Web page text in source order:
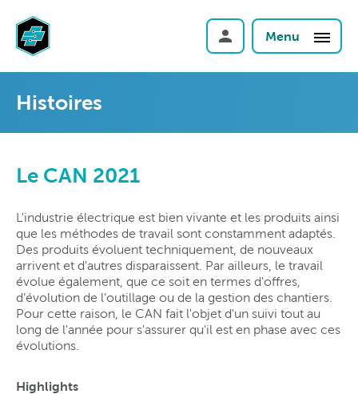
Menu
Histoires
Le CAN 2021
L'industrie électrique est bien vivante et les produits ainsi
que les méthodes de travail sont constamment adaptés.
Des produits évoluent techniquement, de nouveaux
arrivent et d'autres disparaissent. Par ailleurs, le travail
évolue également, que ce soit en termes d'offres,
d’évolution de l’outillage ou de la gestion des chantiers.
Pour cette raison, le CAN fait l'objet d'un suivi tout au
long de l'année pour s'assurer qu'il est en phase avec ces
évolutions.
Highlights